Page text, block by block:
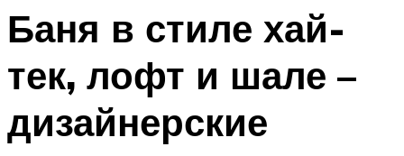
Баня в стиле хай-
тек, лофт и шале –
дизайнерские